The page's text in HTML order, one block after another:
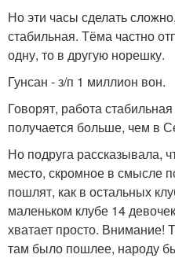
Но эти часы сделать
стабильная. Тёма частно
одну, то в другую норешку.
Гунсан - з/п 1 миллион вон.
Говорят, работа
получается больше, чем в
Но подруга рассказывала,
место, скромное в смысле
пошлят, как в остальных
маленьком клубе 14
хватает просто. Внимание!
там было пошлее, народу